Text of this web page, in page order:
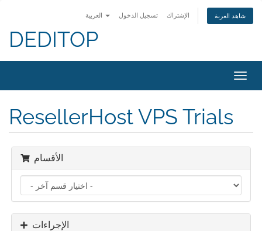
تسجيل الدخول الإشتراك شاهد العربة
DEDITOP
تبديل
التنقل
ResellerHost VPS Trials
الأقسام
الإجراءات